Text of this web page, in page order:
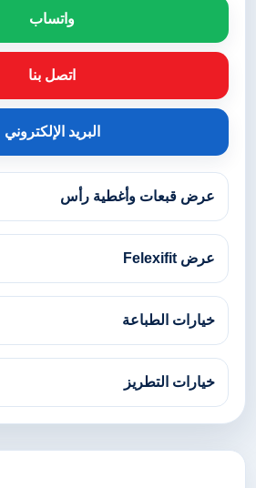
واتساب
اتصل بنا
البريد الإلكتروني
عرض قبعات وأغطية رأس
عرض Felexifit
خيارات الطباعة
خيارات التطريز